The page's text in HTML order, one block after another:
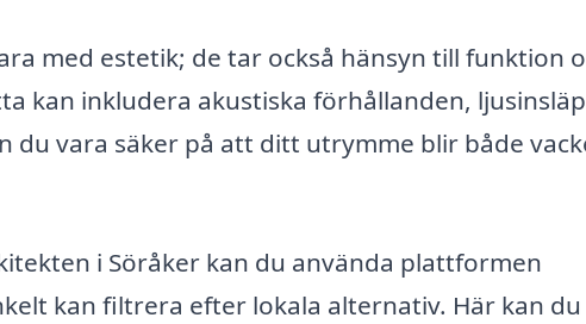
med estetik; de tar också hänsyn till funktion
kan inkludera akustiska förhållanden,
du vara säker på att ditt utrymme blir både
i Söråker kan du använda plattformen
kan filtrera efter lokala alternativ. Här kan du